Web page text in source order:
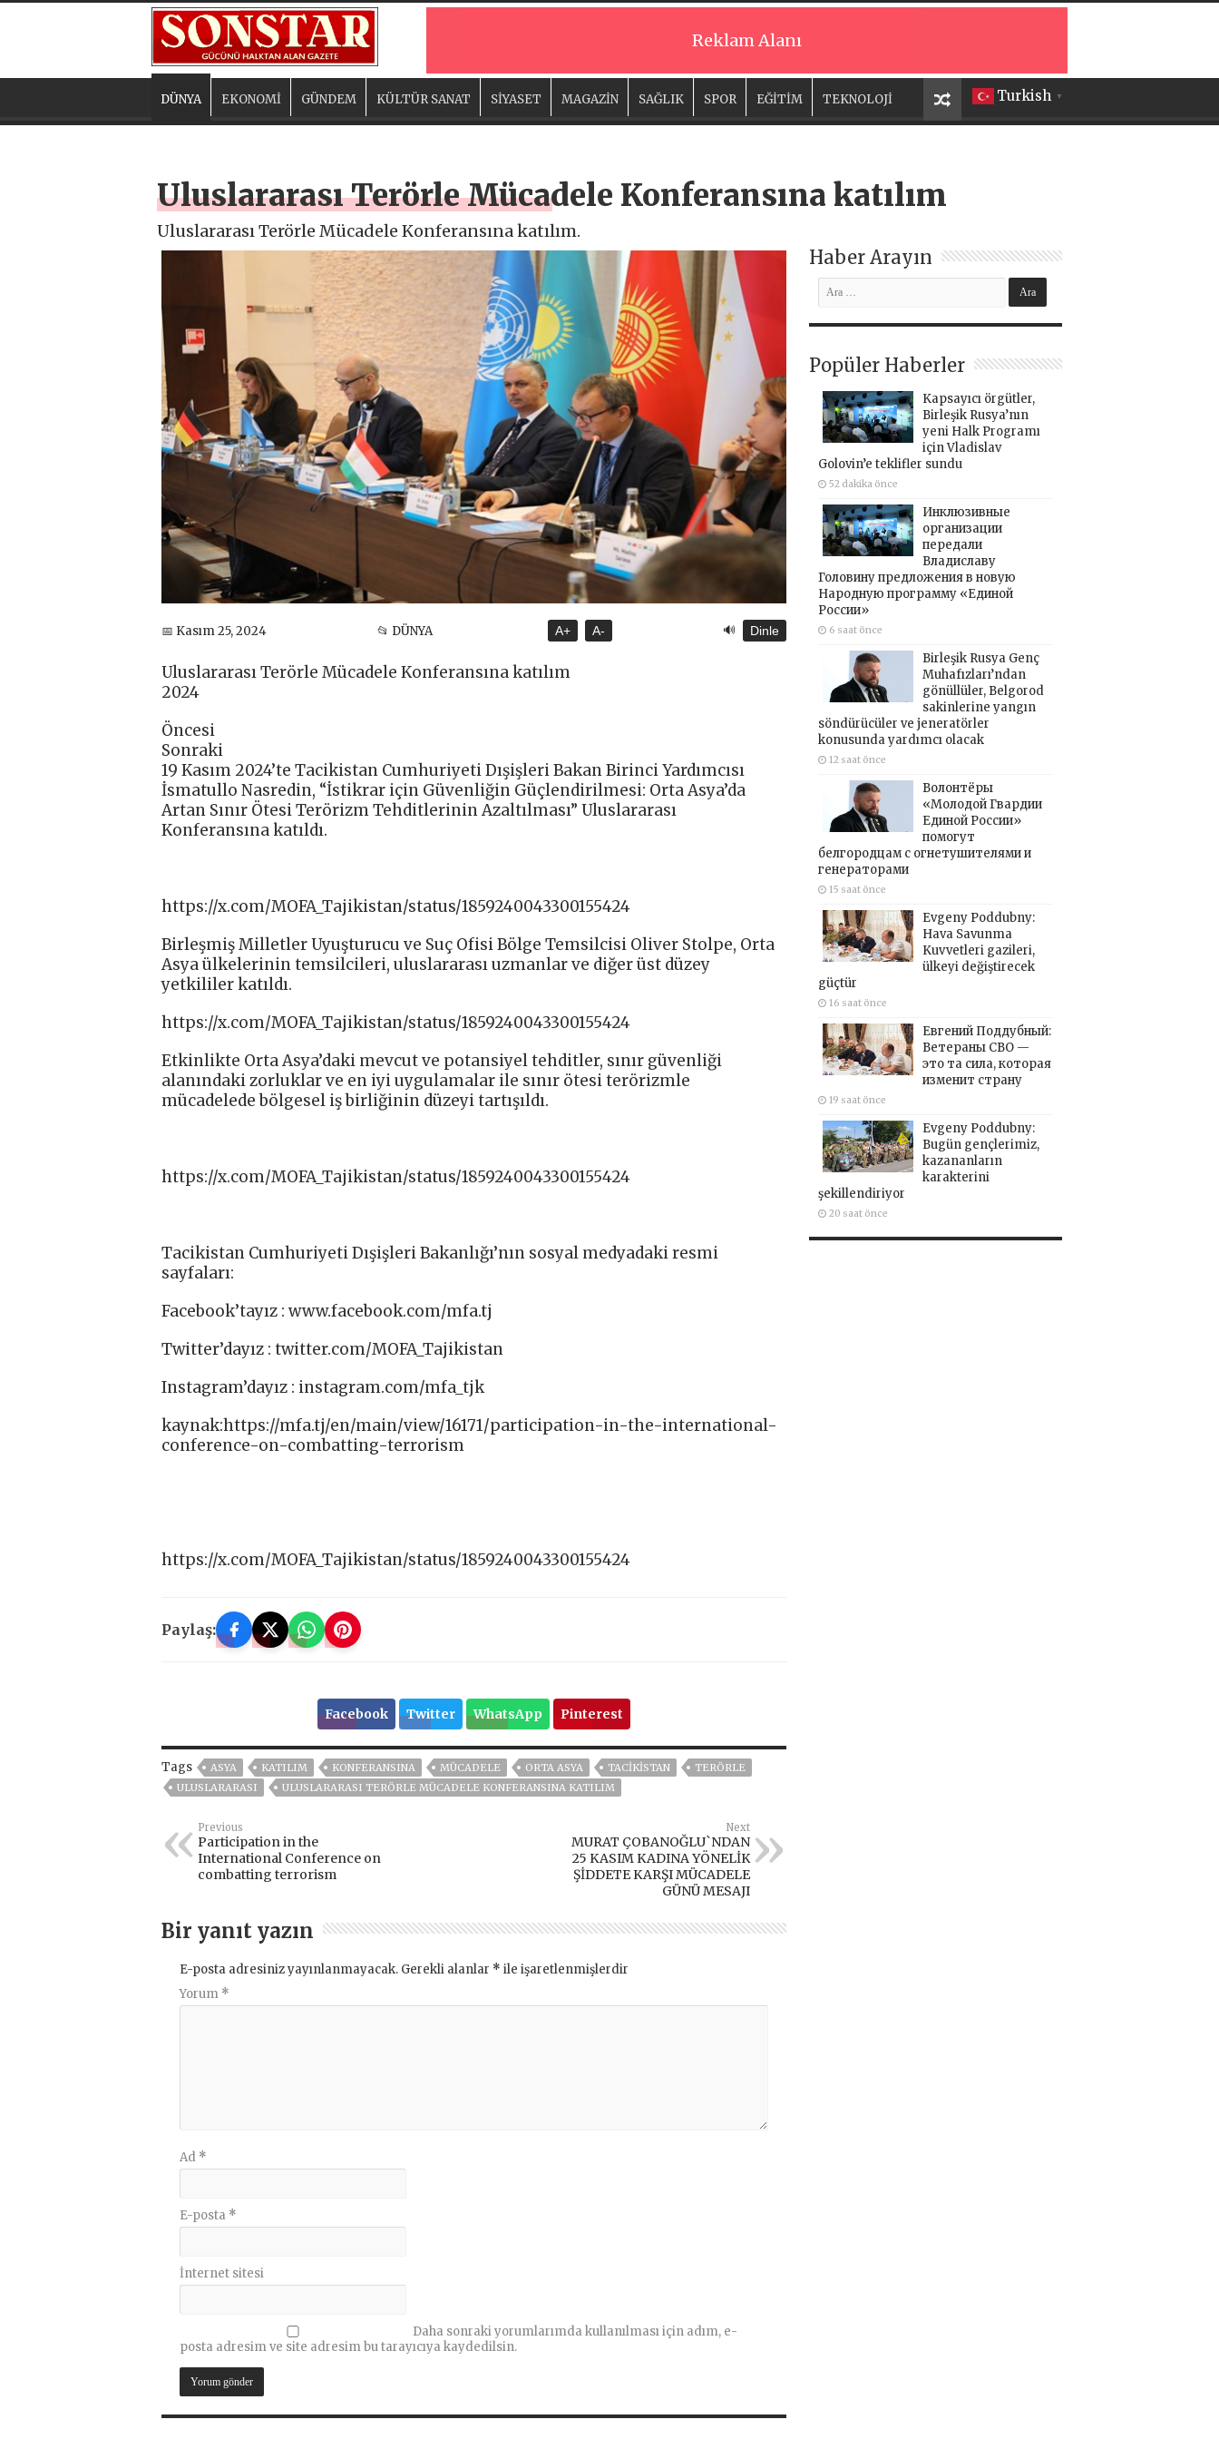
Reklam Alanı
Turkish ▼
DÜNYA EKONOMİ GÜNDEM KÜLTÜR SANAT SİYASET MAGAZİN SAĞLIK SPOR EĞİTİM TEKNOLOJİ
Uluslararası Terörle Mücadele Konferansına katılım
Uluslararası Terörle Mücadele Konferansına katılım.
📅 Kasım 25, 2024 📂 DÜNYA A+ A- 🔊 Dinle
Uluslararası Terörle Mücadele Konferansına katılım
2024
Öncesi
Sonraki
19 Kasım 2024’te Tacikistan Cumhuriyeti Dışişleri Bakan Birinci Yardımcısı
İsmatullo Nasredin, “İstikrar için Güvenliğin Güçlendirilmesi: Orta Asya’da
Artan Sınır Ötesi Terörizm Tehditlerinin Azaltılması” Uluslararası
Konferansına katıldı.
https://x.com/MOFA_Tajikistan/status/1859240043300155424
Birleşmiş Milletler Uyuşturucu ve Suç Ofisi Bölge Temsilcisi Oliver Stolpe, Orta
Asya ülkelerinin temsilcileri, uluslararası uzmanlar ve diğer üst düzey
yetkililer katıldı.
https://x.com/MOFA_Tajikistan/status/1859240043300155424
Etkinlikte Orta Asya’daki mevcut ve potansiyel tehditler, sınır güvenliği
alanındaki zorluklar ve en iyi uygulamalar ile sınır ötesi terörizmle
mücadelede bölgesel iş birliğinin düzeyi tartışıldı.
https://x.com/MOFA_Tajikistan/status/1859240043300155424
Tacikistan Cumhuriyeti Dışişleri Bakanlığı’nın sosyal medyadaki resmi
sayfaları:
Facebook’tayız : www.facebook.com/mfa.tj​
Twitter’dayız : twitter.com/MOFA_Tajikistan​
Instagram’dayız : instagram.com/mfa_tjk
kaynak:https://mfa.tj/en/main/view/16171/participation-in-the-international-
conference-on-combatting-terrorism
https://x.com/MOFA_Tajikistan/status/1859240043300155424
Paylaş:
Facebook Twitter WhatsApp Pinterest
Tags ASYA KATILIM KONFERANSINA MÜCADELE ORTA ASYA TACİKİSTAN
TERÖRLE
ULUSLARARASI
ULUSLARARASI TERÖRLE MÜCADELE KONFERANSINA KATILIM
Previous
Participation in the
International Conference on
combatting terrorism
Next
MURAT ÇOBANOĞLU`NDAN
25 KASIM KADINA YÖNELİK
ŞİDDETE KARŞI MÜCADELE
GÜNÜ MESAJI
Bir yanıt yazın
E-posta adresiniz yayınlanmayacak. Gerekli alanlar * ile işaretlenmişlerdir
Yorum *
Ad *
E-posta *
İnternet sitesi
Daha sonraki yorumlarımda kullanılması için adım, e-
posta adresim ve site adresim bu tarayıcıya kaydedilsin.
Haber Arayın
Popüler Haberler
Kapsayıcı örgütler,
Birleşik Rusya’nın
yeni Halk Programı
için Vladislav
Golovin’e teklifler sundu
52 dakika önce
Инклюзивные
организации
передали
Владиславу
Головину предложения в новую
Народную программу «Единой
России»
6 saat önce
Birleşik Rusya Genç
Muhafızları’ndan
gönüllüler, Belgorod
sakinlerine yangın
söndürücüler ve jeneratörler
konusunda yardımcı olacak
12 saat önce
Волонтёры
«Молодой Гвардии
Единой России»
помогут
белгородцам с огнетушителями и
генераторами
15 saat önce
Evgeny Poddubny:
Hava Savunma
Kuvvetleri gazileri,
ülkeyi değiştirecek
güçtür
16 saat önce
Евгений Поддубный:
Ветераны СВО —
это та сила, которая
изменит страну
19 saat önce
Evgeny Poddubny:
Bugün gençlerimiz,
kazananların
karakterini
şekillendiriyor
20 saat önce